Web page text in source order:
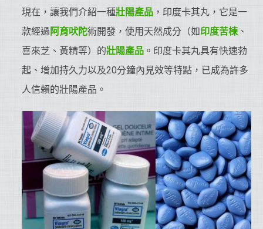
現在，讓我們介紹一種壯陽產品 ，印度卡其丸，它是一
款經過 阿育吠陀術開發，使用天然成分（如印度苦楝、
喜來芝、黃精等）的壯陽產品 。印度卡其丸具有快速勃
起、增加持久力以及20分鐘內見效等特點，已成為許多
人信賴的壯陽產品。